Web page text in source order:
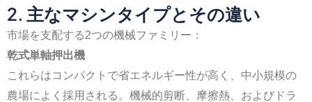
2. 主なマシンタイプとその違い
市場を支配する2つの機械ファミリー：
乾式単軸押出機
これらはコンパクトで省エネルギー性が高く、中小規模の
農場によく採用される。機械的剪断、摩擦熱、およびドラ